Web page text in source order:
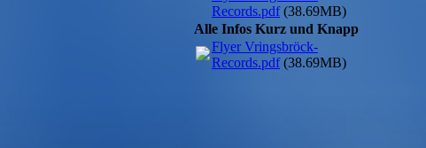
Records.pdf(38.69MB)
Alle Infos Kurz und Knapp
Flyer Vringsbröck-
Records.pdf(38.69MB)